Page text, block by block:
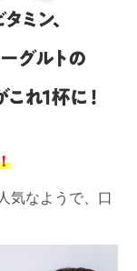
気なようで、口